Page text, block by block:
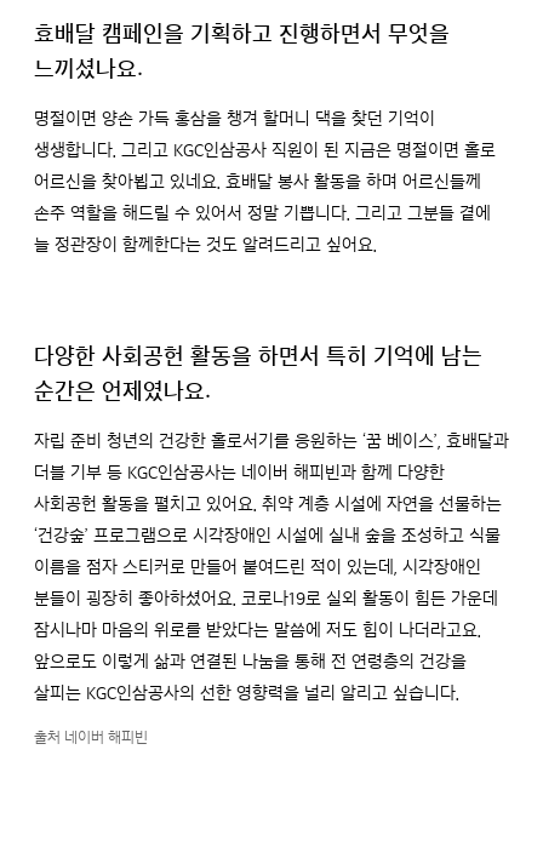
효배달 캠페인을 기획하고 진행하면서 무엇을
느끼셨나요.
명절이면 양손 가득 홍삼을 챙겨 할머니 댁을 찾던 기억이
생생합니다. 그리고 KGC인삼공사 직원이 된 지금은 명절이면 홀로
어르신을 찾아뵙고 있네요. 효배달 봉사 활동을 하며 어르신들께
손주 역할을 해드릴 수 있어서 정말 기쁩니다. 그리고 그분들 곁에
늘 정관장이 함께한다는 것도 알려드리고 싶어요.
다양한 사회공헌 활동을 하면서 특히 기억에 남는
순간은 언제였나요.
자립 준비 청년의 건강한 홀로서기를 응원하는 ‘꿈 베이스’, 효배달과
더블 기부 등 KGC인삼공사는 네이버 해피빈과 함께 다양한
사회공헌 활동을 펼치고 있어요. 취약 계층 시설에 자연을 선물하는
‘건강숲’ 프로그램으로 시각장애인 시설에 실내 숲을 조성하고 식물
이름을 점자 스티커로 만들어 붙여드린 적이 있는데, 시각장애인
분들이 굉장히 좋아하셨어요. 코로나19로 실외 활동이 힘든 가운데
잠시나마 마음의 위로를 받았다는 말씀에 저도 힘이 나더라고요.
앞으로도 이렇게 삶과 연결된 나눔을 통해 전 연령층의 건강을
살피는 KGC인삼공사의 선한 영향력을 널리 알리고 싶습니다.
출처 네이버 해피빈